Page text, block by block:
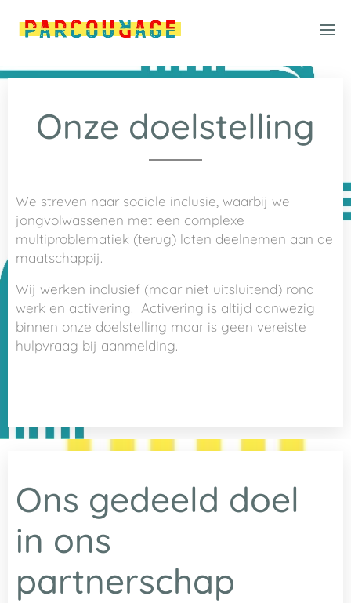
Onze doelstelling
We streven naar sociale inclusie, waarbij we
jongvolwassenen met een complexe
multiproblematiek (terug) laten deelnemen aan de
maatschappij.
Wij werken inclusief (maar niet uitsluitend) rond
werk en activering. Activering is altijd aanwezig
binnen onze doelstelling maar is geen vereiste
hulpvraag bij aanmelding.
Ons gedeeld doel
in ons
partnerschap